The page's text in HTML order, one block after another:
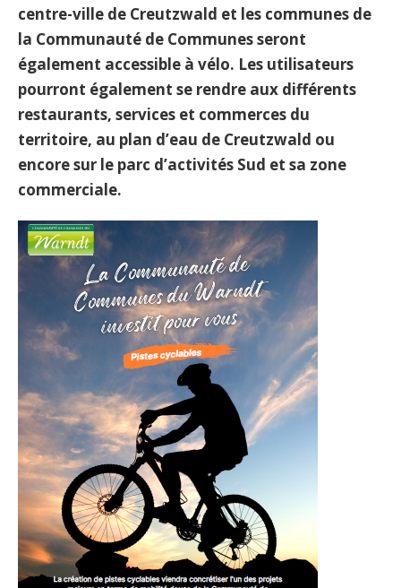
centre-ville de Creutzwald et les communes de
la Communauté de Communes seront
également accessible à vélo. Les utilisateurs
pourront également se rendre aux différents
restaurants, services et commerces du
territoire, au plan d’eau de Creutzwald ou
encore sur le parc d’activités Sud et sa zone
commerciale.